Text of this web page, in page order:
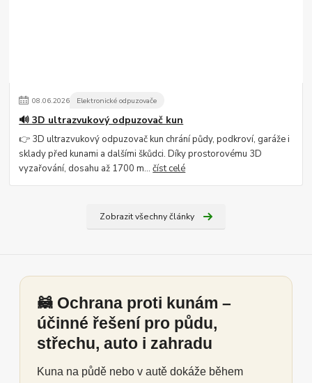
08.06.2026 Elektronické odpuzovače
🔊 3D ultrazvukový odpuzovač kun
👉 3D ultrazvukový odpuzovač kun chrání půdy, podkroví, garáže i
sklady před kunami a dalšími škůdci. Díky prostorovému 3D
vyzařování, dosahu až 1700 m...číst celé
Zobrazit všechny články
🦝 Ochrana proti kunám –
účinné řešení pro půdu,
střechu, auto i zahradu
Kuna na půdě nebo v autě dokáže během